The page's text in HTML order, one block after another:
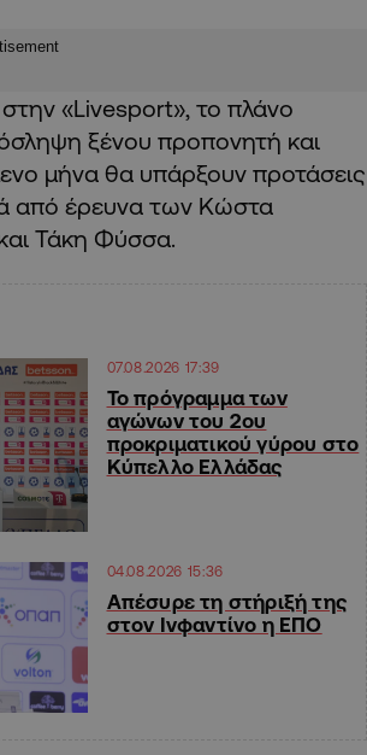
«Livesport», το πλάνο
ξένου προπονητή και
μήνα θα υπάρξουν προτάσεις
από έρευνα των Κώστα
Τάκη Φύσσα.
07.08.2026 17:39
Το πρόγραμμα των
αγώνων του 2ου
προκριματικού γύρου στο
Κύπελλο Ελλάδας
04.08.2026 15:36
Απέσυρε τη στήριξή της
στον Ινφαντίνο η ΕΠΟ